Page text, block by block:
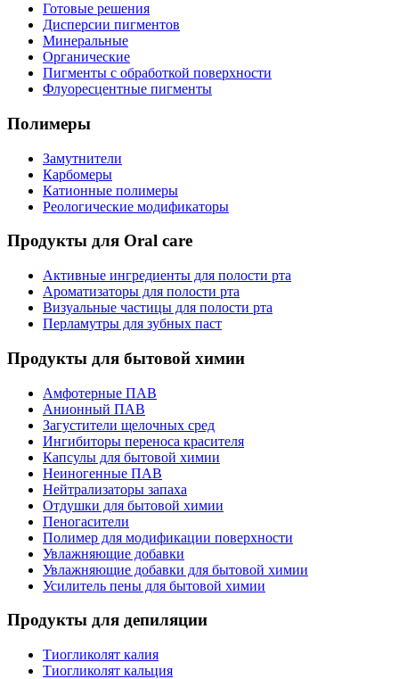
Готовые решения
Дисперсии пигментов
Минеральные
Органические
Пигменты с обработкой поверхности
Флуоресцентные пигменты
Полимеры
Замутнители
Карбомеры
Катионные полимеры
Реологические модификаторы
Продукты для Oral care
Активные ингредиенты для полости рта
Ароматизаторы для полости рта
Визуальные частицы для полости рта
Перламутры для зубных паст
Продукты для бытовой химии
Амфотерные ПАВ
Анионный ПАВ
Загустители щелочных сред
Ингибиторы переноса красителя
Капсулы для бытовой химии
Неиногенные ПАВ
Нейтрализаторы запаха
Отдушки для бытовой химии
Пеногасители
Полимер для модификации поверхности
Увлажняющие добавки
Увлажняющие добавки для бытовой химии
Усилитель пены для бытовой химии
Продукты для депиляции
Тиогликолят калия
Тиогликолят кальция